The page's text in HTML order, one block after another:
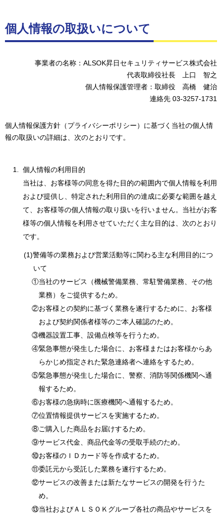
個人情報の取扱いについて
事業者の名称：ALSOK昇日セキュリティサービス株式会社
代表取締役社長 上口 智之
個人情報保護管理者：取締役 高橋 健治
連絡先 03-3257-1731
個人情報保護方針（プライバシーポリシー）に基づく当社の個人情
報の取扱いの詳細は、次のとおりです。
個人情報の利用目的
当社は、お客様等の同意を得た目的の範囲内で個人情報を利用
および提供し、特定された利用目的の達成に必要な範囲を越え
て、お客様等の個人情報の取り扱いを行いません。当社がお客
様等の個人情報を利用させていただく主な目的は、次のとおり
です。
(1)警備等の業務および営業活動等に関わる主な利用目的につ
いて
①当社のサービス（機械警備業務、常駐警備業務、その他
業務）をご提供するため。
②お客様との契約に基づく業務を遂行するために、お客様
および契約関係者様等のご本人確認のため。
③機器設置工事、設備点検等を行うため。
④緊急事態が発生した場合に、お客様またはお客様からあ
らかじめ指定された緊急連絡者へ連絡をするため。
⑤緊急事態が発生した場合に、警察、消防等関係機関へ通
報するため。
⑥お客様の急病時に医療機関へ通報するため。
⑦位置情報提供サービスを実施するため。
⑧ご購入した商品をお届けするため。
⑨サービス代金、商品代金等の受取手続のため。
⑩お客様のＩＤカード等を作成するため。
⑪委託元から受託した業務を遂行するため。
⑫サービスの改善または新たなサービスの開発を行うた
め。
⑬当社およびＡＬＳＯＫグループ各社の商品やサービスを